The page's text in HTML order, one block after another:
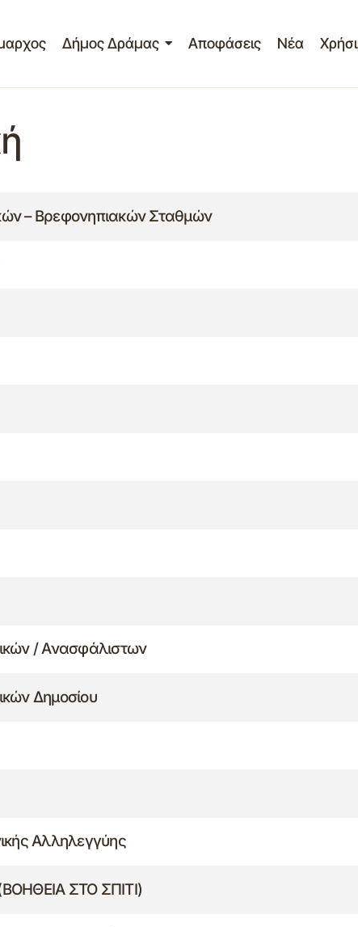
Δήμος Δράμας Αποφάσεις Νέα
– Βρεφονηπιακών Σταθμών
/ Ανασφάλιστων
Δημοσίου
Αλληλεγγύης
ΣΤΟ ΣΠΙΤΙ)